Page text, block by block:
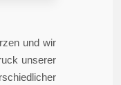
und wir
unserer